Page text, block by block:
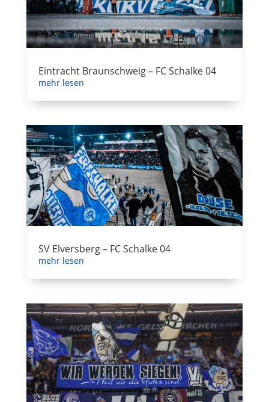
Eintracht Braunschweig – FC Schalke 04
mehr lesen
SV Elversberg – FC Schalke 04
mehr lesen